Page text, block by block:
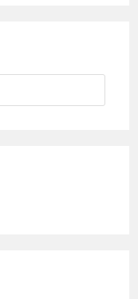
Press
to